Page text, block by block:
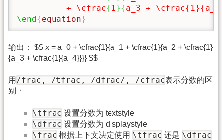
          +
\cfrac{ 1}{a_3 + \cfrac
\end {equation}
输出： $$ x = a_0 + \cfrac{1}{a_1 + \cfrac{1}{a_2 + \cfrac{1}
{a_3 + \cfrac{1}{a_4}}}} $$
用 /frac, /tfrac, /dfrac/, /cfrac表示分数的区
别：
\tfrac 设置分数为 textstyle
\dfrac 设置分数为 displaystyle
\frac 根据上下文决定使用 \tfrac 还是 \dfrac